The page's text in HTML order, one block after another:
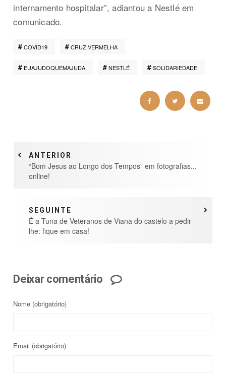
internamento hospitalar”, adiantou a Nestlé em
comunicado.
COVID19 CRUZ VERMELHA
EUAJUDOQUEMAJUDA NESTLÉ SOLIDARIEDADE
ANTERIOR
“Bom Jesus ao Longo dos Tempos” em fotografias...
online!
SEGUINTE
É a Tuna de Veteranos de Viana do castelo a pedir-
lhe: fique em casa!
Deixar comentário
Nome (obrigatório)
Email (obrigatório)